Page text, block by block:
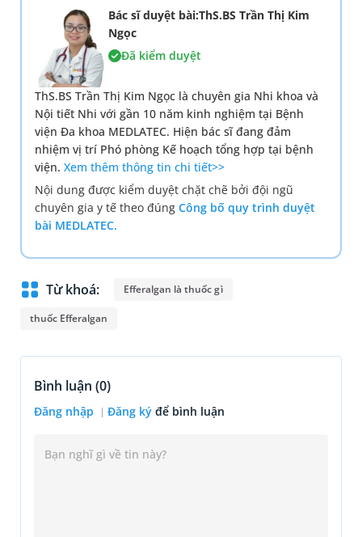
Bác sĩ duyệt bài:ThS.BS Trần Thị Kim
Ngọc
Đã kiểm duyệt
ThS.BS Trần Thị Kim Ngọc là chuyên gia Nhi khoa và
Nội tiết Nhi với gần 10 năm kinh nghiệm tại Bệnh
viện Đa khoa MEDLATEC. Hiện bác sĩ đang đảm
nhiệm vị trí Phó phòng Kế hoạch tổng hợp tại bệnh
viện. Xem thêm thông tin chi tiết>>
Nội dung được kiểm duyệt chặt chẽ bởi đội ngũ
chuyên gia y tế theo đúng Công bố quy trình duyệt
bài MEDLATEC.
Từ khoá: Efferalgan là thuốc gì
thuốc Efferalgan
Bình luận (0)
Đăng nhập Đăng ký để bình luận